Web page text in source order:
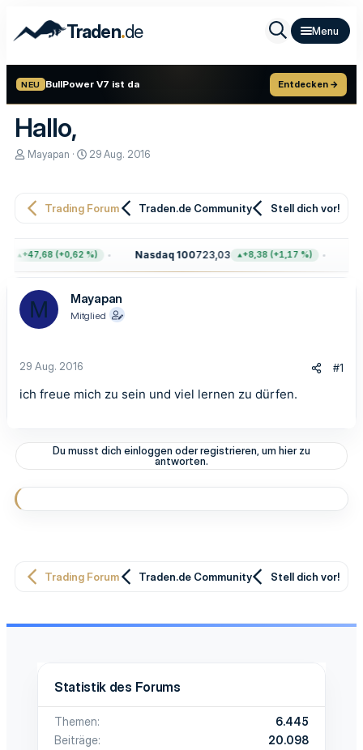
Traden.de
NEU BullPower V7 ist da Entdecken →
Hallo,
E
e
r
Mayapan
E
e
a
m
29 Aug. 2016
Trading Forum Traden.de Community Stell dich vor!
+47,68 (+0,62 %) Nasdaq 100723,03 +8,38 (+1,17 %)
M Mayapan
Mitglied
29 Aug. 2016 #1
ich freue mich zu sein und viel lernen zu dürfen.
Du musst dich einloggen oder registrieren, um hier zu
antworten.
Trading Forum Traden.de Community Stell dich vor!
Statistik des Forums
Themen
6.445
Beiträge
20.098